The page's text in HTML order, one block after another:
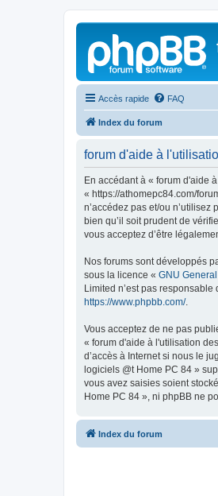
Accès rapide FAQ
Index du forum
forum d'aide à
En accédant à « forum d'aide
« https://athomepc84.com/
n’accédez pas et/ou
bien qu’il soit prudent de
vous acceptez d’être
Nos forums sont développés
sous la licence « GNU
Limited n’est pas
https://www.phpbb.com/.
Vous acceptez de ne pas
« forum d'aide à l'utilisation
d’accès à Internet si nous le
logiciels @t Home PC 84 »
vous avez saisies soient
Home PC 84 », ni phpBB ne
Index du forum